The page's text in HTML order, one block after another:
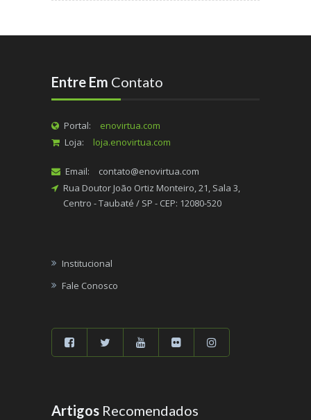
Entre Em Contato
Portal:
enovirtua.com
Loja:
loja.enovirtua.com
Email:
contato@enovirtua.com
Rua Doutor João Ortiz Monteiro, 21, Sala 3,
Centro - Taubaté / SP - CEP: 12080-520
Institucional
Fale Conosco
Artigos Recomendados